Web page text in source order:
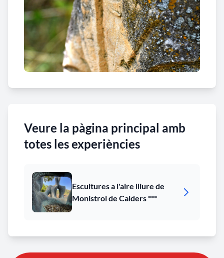
Veure la pàgina principal amb
totes les experiències
Escultures a l'aire lliure de
Monistrol de Calders ***